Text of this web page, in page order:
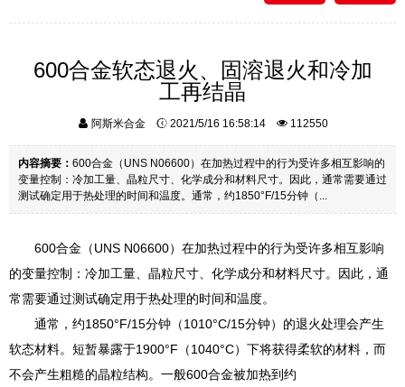
600合金软态退火、固溶退火和冷加
工再结晶
阿斯米合金 2021/5/16 16:58:14 112550
内容摘要： 600合金（UNS N06600）在加热过程中的行为受许多相互影响的
变量控制：冷加工量、晶粒尺寸、化学成分和材料尺寸。因此，通常需要通过
测试确定用于热处理的时间和温度。通常，约1850°F/15分钟（...
600合金（UNS N06600）在加热过程中的行为受许多相互影响
的变量控制：冷加工量、晶粒尺寸、化学成分和材料尺寸。因此，通
常需要通过测试确定用于热处理的时间和温度。
通常，约1850°F/15分钟（1010°C/15分钟）的退火处理会产生
软态材料。短暂暴露于1900°F（1040°C）下将获得柔软的材料，而
不会产生粗糙的晶粒结构。一般600合金被加热到约